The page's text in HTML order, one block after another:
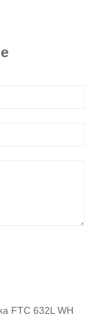
FTC 632L WH